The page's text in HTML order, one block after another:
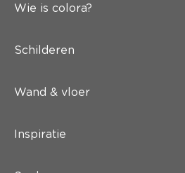
Wie is colora?
Schilderen
Wand & vloer
Inspiratie